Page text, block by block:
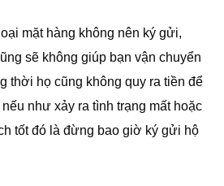
mặt hàng không nên ký gửi,
sẽ không giúp bạn vận chuyển
thời họ cũng không quy ra tiền để
như xảy ra tình trạng mất hoặc
tốt đó là đừng bao giờ ký gửi hộ